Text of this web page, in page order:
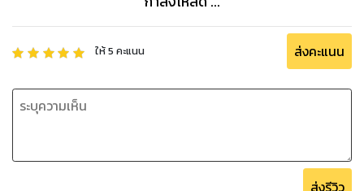
ให้5 คะแนน ส่งคะแนน
ส่งรีวิว